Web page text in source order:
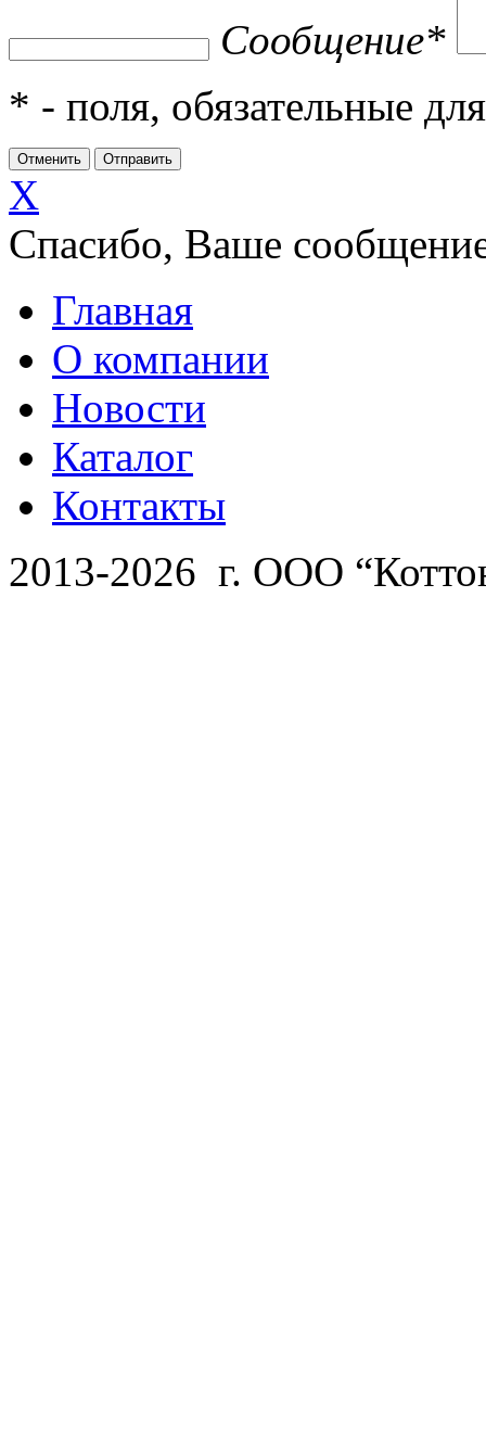
Сообщение*
* - поля, обязательные
X
Спасибо, Ваше
Главная
О компании
Новости
Каталог
Контакты
2013-2026 г. ООО